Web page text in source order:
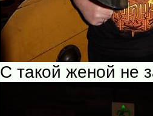
С такой женой не